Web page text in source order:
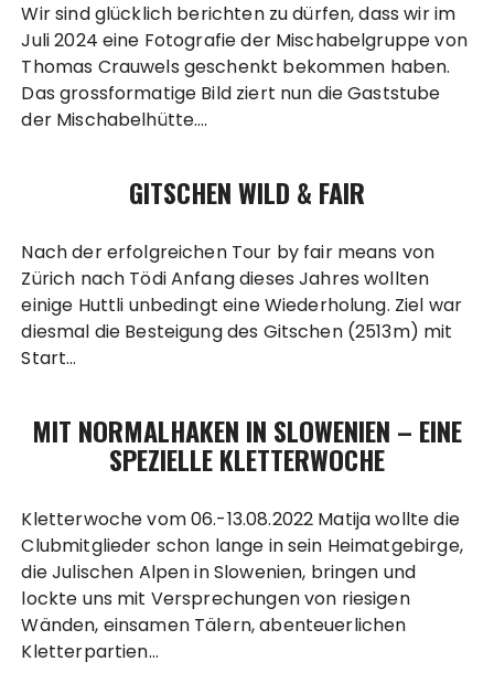
Wir sind glücklich berichten zu dürfen, dass wir im
Juli 2024 eine Fotografie der Mischabelgruppe von
Thomas Crauwels geschenkt bekommen haben.
Das grossformatige Bild ziert nun die Gaststube
der Mischabelhütte….
GITSCHEN WILD & FAIR
Nach der erfolgreichen Tour by fair means von
Zürich nach Tödi Anfang dieses Jahres wollten
einige Huttli unbedingt eine Wiederholung. Ziel war
diesmal die Besteigung des Gitschen (2513m) mit
Start…
MIT NORMALHAKEN IN SLOWENIEN – EINE
SPEZIELLE KLETTERWOCHE
Kletterwoche vom 06.-13.08.2022 Matija wollte die
Clubmitglieder schon lange in sein Heimatgebirge,
die Julischen Alpen in Slowenien, bringen und
lockte uns mit Versprechungen von riesigen
Wänden, einsamen Tälern, abenteuerlichen
Kletterpartien…